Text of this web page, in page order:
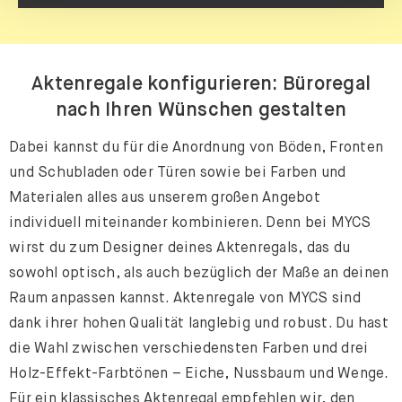
Aktenregale konfigurieren: Büroregal
nach Ihren Wünschen gestalten
Dabei kannst du für die Anordnung von Böden, Fronten
und Schubladen oder Türen sowie bei Farben und
Materialen alles aus unserem großen Angebot
individuell miteinander kombinieren. Denn bei MYCS
wirst du zum Designer deines Aktenregals, das du
sowohl optisch, als auch bezüglich der Maße an deinen
Raum anpassen kannst. Aktenregale von MYCS sind
dank ihrer hohen Qualität langlebig und robust. Du hast
die Wahl zwischen verschiedensten Farben und drei
Holz-Effekt-Farbtönen – Eiche, Nussbaum und Wenge.
Für ein klassisches Aktenregal empfehlen wir, den